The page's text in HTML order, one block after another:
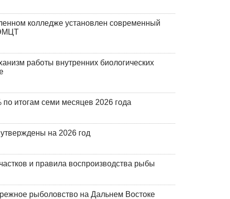
колледже установлен современный
работы внутренних биологических
итогам семи месяцев 2026 года
на 2026 год
и правила воспроизводства рыбы
рыболовство на Дальнем Востоке